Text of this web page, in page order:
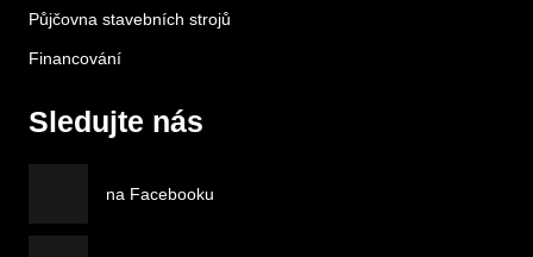
Půjčovna stavebních strojů
Financování
Sledujte nás
na Facebooku